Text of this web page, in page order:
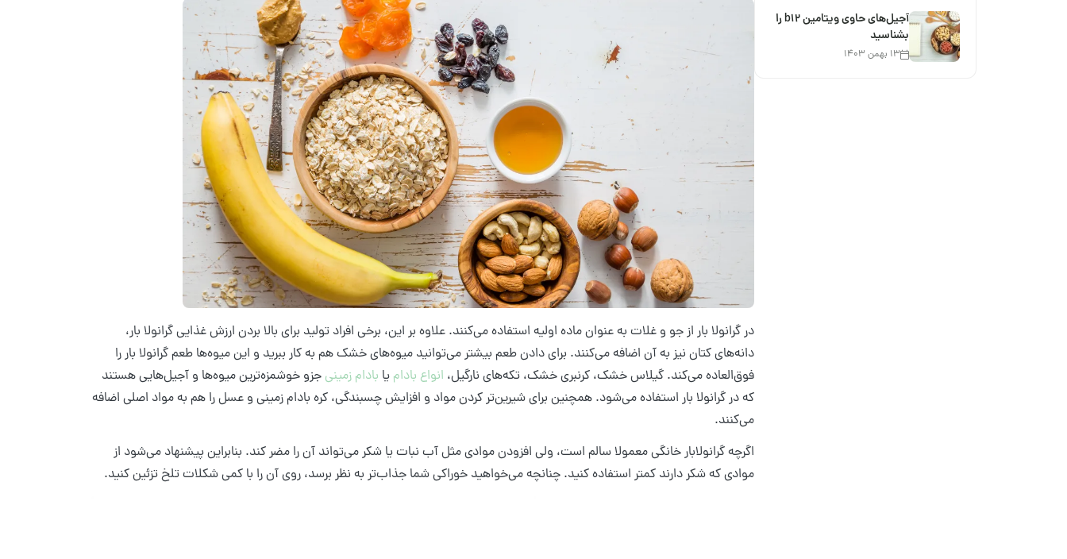
در گرانولا بار از جو و غلات به عنوان ماده اولیه استفاده می‌کنند. علاوه بر این، برخی افراد تولید برای بالا بردن ارزش غذایی گرانولا بار،
دانه‌های کتان نیز به آن اضافه می‌کنند. برای دادن طعم بیشتر می‌توانید میوه‌های خشک هم به کار ببرید و این میوه‌ها طعم گرانولا بار را
فوق‌العاده می‌کند. گیلاس خشک، کرنبری خشک، تکه‌های نارگیل، انواع بادام یا بادام زمینی جزو خوشمزه‌ترین میوه‌ها و آجیل‌هایی هستند
که در گرانولا بار استفاده می‌شود. همچنین برای شیرین‌تر کردن مواد و افزایش چسبندگی، کره بادام زمینی و عسل را هم به مواد اصلی اضافه
می‌کنند.
اگرچه گرانولابار خانگی معمولا سالم است، ولی افزودن موادی مثل آب نبات یا شکر می‌تواند آن را مضر کند. بنابراین پیشنهاد می‌شود از
موادی که شکر دارند کمتر استفاده کنید. چنانچه می‌خواهید خوراکی شما جذاب‌تر به نظر برسد، روی آن را با کمی شکلات تلخ تزئین کنید.
آجیل‌های حاوی ویتامین b12 را
بشناسید
۱۳ بهمن ۱۴۰۳